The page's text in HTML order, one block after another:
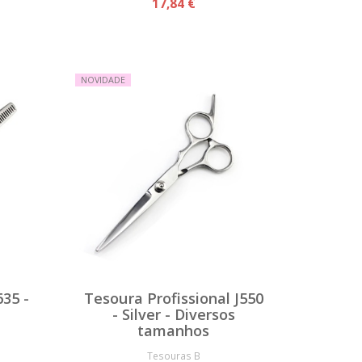
17,84 €
-
NOVIDADE
Tesoura Profissional J550
- Silver - Diversos
tamanhos
Tesouras B